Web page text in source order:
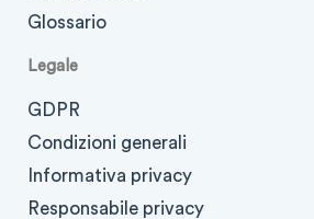
Glossario
Legale
GDPR
Condizioni generali
Informativa privacy
Responsabile privacy